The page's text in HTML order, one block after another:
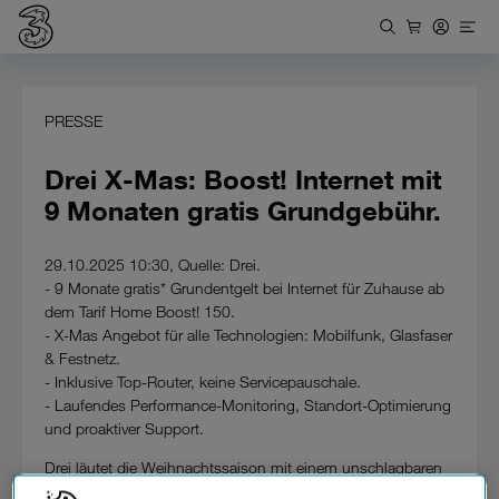
PRESSE
Drei X-Mas: Boost! Internet mit
9 Monaten gratis Grundgebühr.
29.10.2025 10:30, Quelle: Drei.
- 9 Monate gratis* Grundentgelt bei Internet für Zuhause ab
dem Tarif Home Boost! 150.
- X-Mas Angebot für alle Technologien: Mobilfunk, Glasfaser
& Festnetz.
- Inklusive Top-Router, keine Servicepauschale.
- Laufendes Performance-Monitoring, Standort-Optimierung
und proaktiver Support.
Drei läutet die Weihnachtssaison mit einem unschlagbaren
Internetangebot ein. Ab 29. Oktober 2025 erhalten Neu- und